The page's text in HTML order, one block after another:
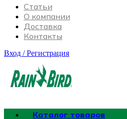
Статьи
О компании
Доставка
Контакты
Вход / Регистрация
Каталог товаров